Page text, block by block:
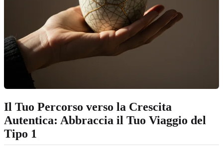
Il Tuo Percorso verso la Crescita
Autentica: Abbraccia il Tuo Viaggio del
Tipo 1